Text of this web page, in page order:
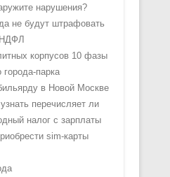
нарушения?
не будут штрафовать
НДФЛ
корпусов 10 фазы
города-парка
в Новой Москве
перечисляет ли
налог с зарплаты
sim-карты